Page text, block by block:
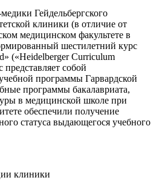
Гейдельбергского
клиники (в отличие от
медицинском факультете в
шестилетний курс
(«Heidelberger Curriculum
собой
программы Гарвардской
программы бакалавриата,
в медицинской школе при
обеспечили получение
статуса выдающегося учебного
клиники